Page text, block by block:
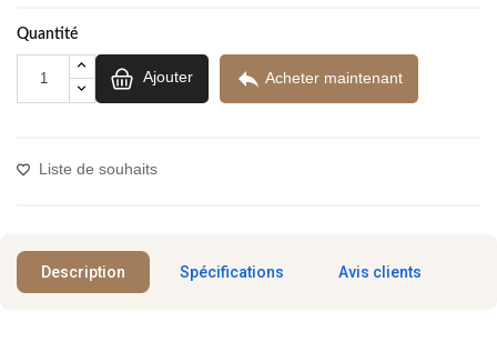
Quantité
Ajouter  Acheter maintenant
Liste de souhaits
Description Spécifications Avis clients